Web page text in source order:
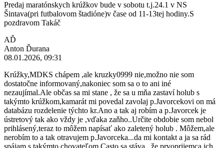
Predaj maratónskych krúžkov bude v sobotu t.j.24.1 v NS
Šintava(pri futbalovom štadióne)v čase od 11-13tej hodiny.S
pozdravom Takáč
AĎ
Anton Ďurana
08.01.2026, 09:31
Krúžky,MDKS chápem ,ale kruzky0999 nie,možno nie som
dostatočne informovaný,nakoniec som sa o to ani iné
nezaujímal.Ale občas sa mi stane , že sa u mňa zastaví holub s
takýmto krúžkom,kamarát mi povedal zavolaj p.Javorcekovi on má
databázu rozdelenie týchto kr.Ano a tak aj robím a p.Javorcek je
ústretový tak ako vždy je ,vďaka zaňho..Určite obdobie som nebol
prihlásený,teraz to môžem napísať ako zaletený holub . Môžem,ale
nerobím to a tak otravujem p.Javorceka...da mi kontakt a ja sa rád
spájam s takýmto chovateľom.Casto sa stáva , že prvoprijemca ich